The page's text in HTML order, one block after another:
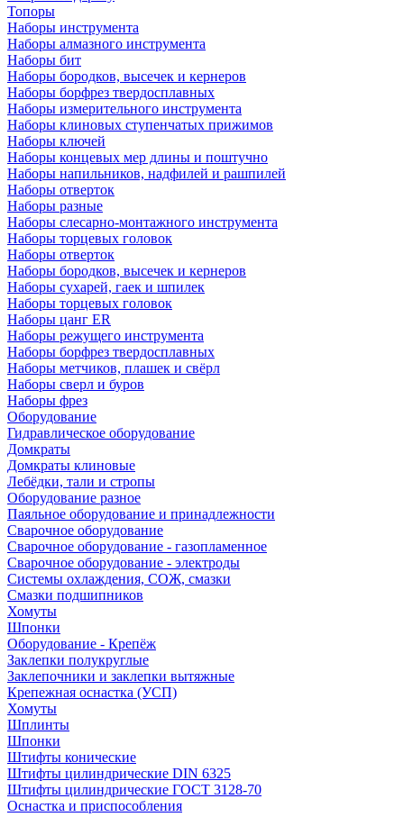
Топоры
Наборы инструмента
Наборы алмазного инструмента
Наборы бит
Наборы бородков, высечек и кернеров
Наборы борфрез твердосплавных
Наборы измерительного инструмента
Наборы клиновых ступенчатых прижимов
Наборы ключей
Наборы концевых мер длины и поштучно
Наборы напильников, надфилей и рашпилей
Наборы отверток
Наборы разные
Наборы слесарно-монтажного инструмента
Наборы торцевых головок
Наборы отверток
Наборы бородков, высечек и кернеров
Наборы сухарей, гаек и шпилек
Наборы торцевых головок
Наборы цанг ER
Наборы режущего инструмента
Наборы борфрез твердосплавных
Наборы метчиков, плашек и свёрл
Наборы сверл и буров
Наборы фрез
Оборудование
Гидравлическое оборудование
Домкраты
Домкраты клиновые
Лебёдки, тали и стропы
Оборудование разное
Паяльное оборудование и принадлежности
Сварочное оборудование
Сварочное оборудование - газопламенное
Сварочное оборудование - электроды
Системы охлаждения, СОЖ, смазки
Смазки подшипников
Хомуты
Шпонки
Оборудование - Крепёж
Заклепки полукруглые
Заклепочники и заклепки вытяжные
Крепежная оснастка (УСП)
Хомуты
Шплинты
Шпонки
Штифты конические
Штифты цилиндрические DIN 6325
Штифты цилиндрические ГОСТ 3128-70
Оснастка и приспособления